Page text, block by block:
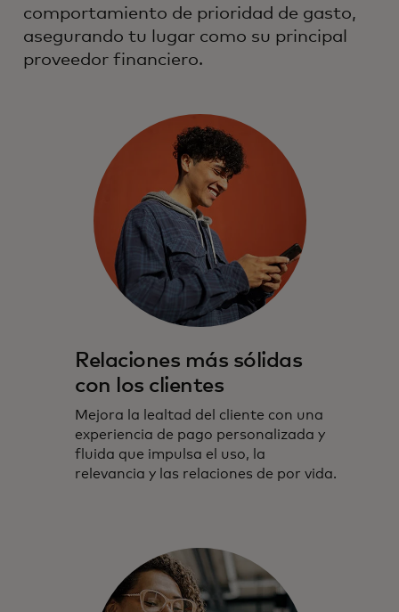
comportamiento de prioridad de gasto,
asegurando tu lugar como su principal
proveedor financiero.
Relaciones más sólidas
con los clientes
Mejora la lealtad del cliente con una
experiencia de pago personalizada y
fluida que impulsa el uso, la
relevancia y las relaciones de por vida.